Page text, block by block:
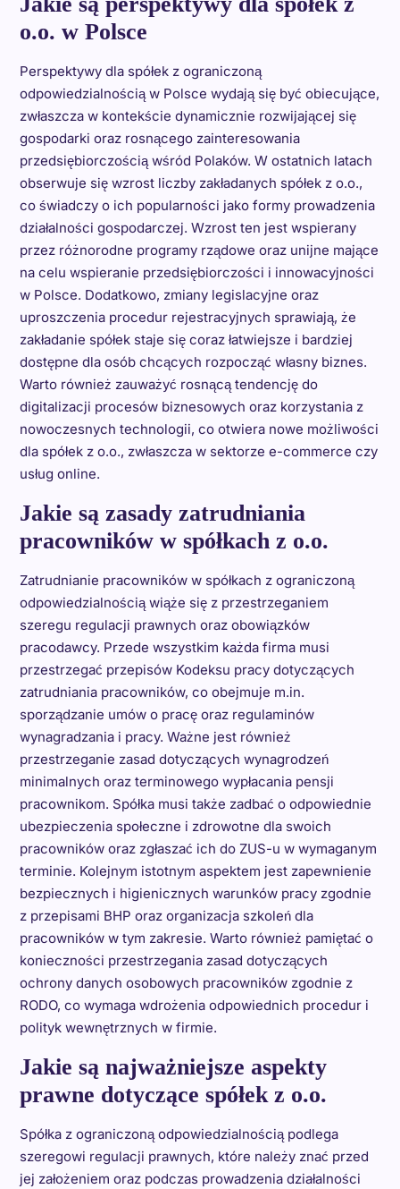
o.o. w Polsce
Perspektywy dla spółek z ograniczoną
odpowiedzialnością w Polsce wydają się być obiecujące,
zwłaszcza w kontekście dynamicznie rozwijającej się
gospodarki oraz rosnącego zainteresowania
przedsiębiorczością wśród Polaków. W ostatnich latach
obserwuje się wzrost liczby zakładanych spółek z o.o.,
co świadczy o ich popularności jako formy prowadzenia
działalności gospodarczej. Wzrost ten jest wspierany
przez różnorodne programy rządowe oraz unijne mające
na celu wspieranie przedsiębiorczości i innowacyjności
w Polsce. Dodatkowo, zmiany legislacyjne oraz
uproszczenia procedur rejestracyjnych sprawiają, że
zakładanie spółek staje się coraz łatwiejsze i bardziej
dostępne dla osób chcących rozpocząć własny biznes.
Warto również zauważyć rosnącą tendencję do
digitalizacji procesów biznesowych oraz korzystania z
nowoczesnych technologii, co otwiera nowe możliwości
dla spółek z o.o., zwłaszcza w sektorze e-commerce czy
usług online.
Jakie są zasady zatrudniania
pracowników w spółkach z o.o.
Zatrudnianie pracowników w spółkach z ograniczoną
odpowiedzialnością wiąże się z przestrzeganiem
szeregu regulacji prawnych oraz obowiązków
pracodawcy. Przede wszystkim każda firma musi
przestrzegać przepisów Kodeksu pracy dotyczących
zatrudniania pracowników, co obejmuje m.in.
sporządzanie umów o pracę oraz regulaminów
wynagradzania i pracy. Ważne jest również
przestrzeganie zasad dotyczących wynagrodzeń
minimalnych oraz terminowego wypłacania pensji
pracownikom. Spółka musi także zadbać o odpowiednie
ubezpieczenia społeczne i zdrowotne dla swoich
pracowników oraz zgłaszać ich do ZUS-u w wymaganym
terminie. Kolejnym istotnym aspektem jest zapewnienie
bezpiecznych i higienicznych warunków pracy zgodnie
z przepisami BHP oraz organizacja szkoleń dla
pracowników w tym zakresie. Warto również pamiętać o
konieczności przestrzegania zasad dotyczących
ochrony danych osobowych pracowników zgodnie z
RODO, co wymaga wdrożenia odpowiednich procedur i
polityk wewnętrznych w firmie.
Jakie są najważniejsze aspekty
prawne dotyczące spółek z o.o.
Spółka z ograniczoną odpowiedzialnością podlega
szeregowi regulacji prawnych, które należy znać przed
jej założeniem oraz podczas prowadzenia działalności